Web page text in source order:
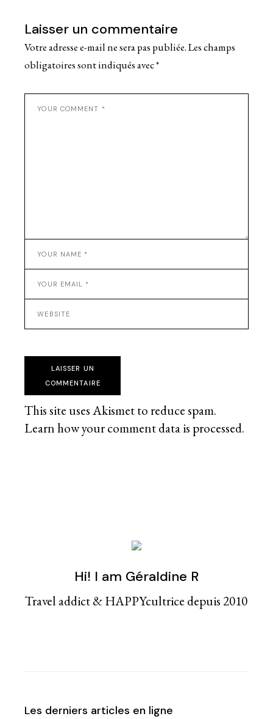
Laisser un commentaire
Votre adresse e-mail ne sera pas publiée.Les champs
obligatoires sont indiqués avec*
LAISSER UN
COMMENTAIRE
This site uses Akismet to reduce spam.
Learn how your comment data is processed.
Hi! I am Géraldine R
Travel addict & HAPPYcultrice depuis 2010
Les derniers articles en ligne